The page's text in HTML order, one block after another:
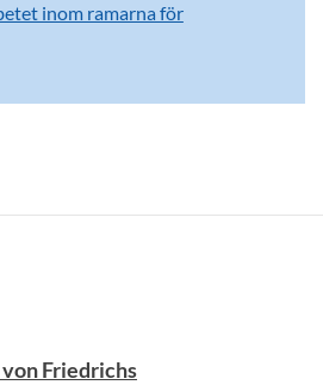
inom ramarna för
Friedrichs